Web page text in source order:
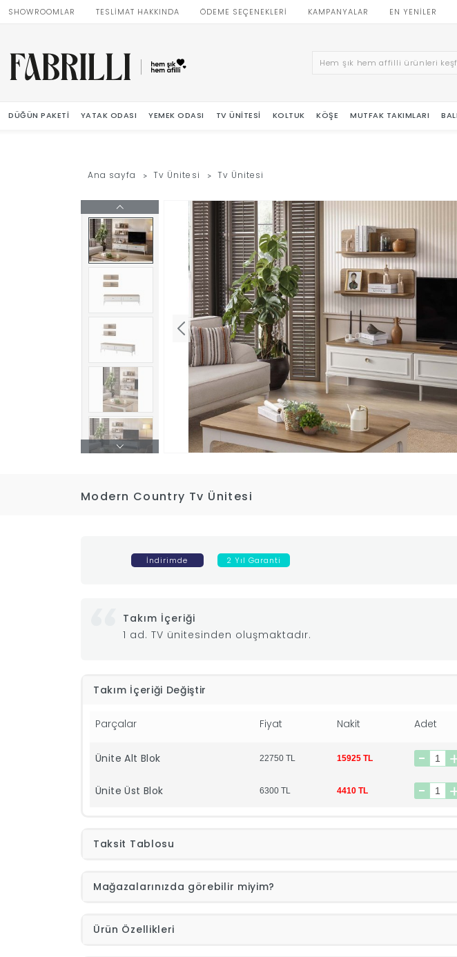
SHOWROOMLAR TESLİMAT HAKKINDA ÖDEME SEÇENEKLERİ KAMPANYALAR EN YENILER
DÜĞÜN PAKETI YATAK ODASI YEMEK ODASI TV ÜNITESI KOLTUK KÖŞE MUTFAK TAKIMLARI
Ana sayfa Tv Ünitesi Tv Ünitesi
Modern Country Tv Ünitesi
İndirimde 2 Yıl Garanti
Takım İçeriği
1 ad. TV ünitesinden oluşmaktadır.
Takım İçeriği Değiştir
Parçalar Fiyat Nakit Adet
Ünite Alt Blok 22750 TL 15925 TL
Ünite Üst Blok 6300 TL 4410 TL
Taksit Tablosu
Mağazalarınızda görebilir miyim?
Ürün Özellikleri